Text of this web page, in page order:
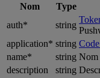
Nom
Type
auth*
string
application* string
name*
string Nom
description
string